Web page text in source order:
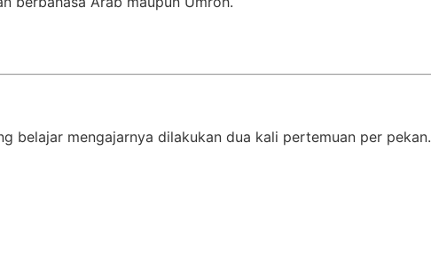
belajar mengajarnya dilakukan dua kali pertemuan per pekan.